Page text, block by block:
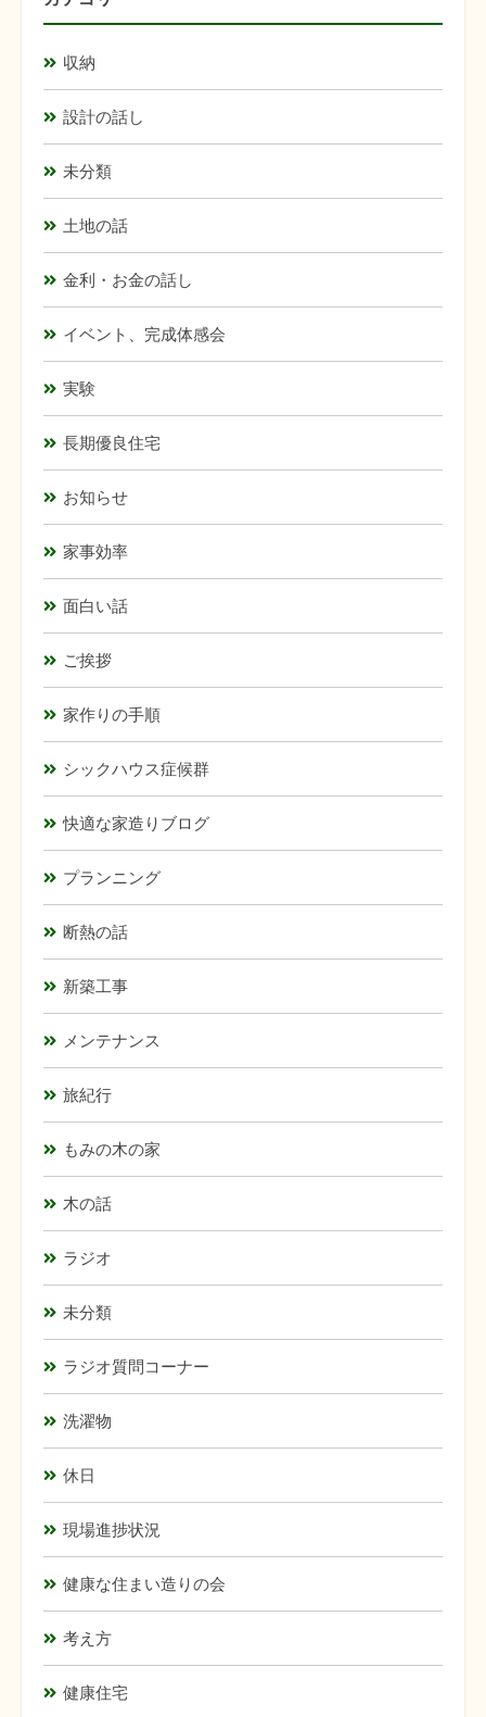
収納
設計の話し
未分類
土地の話
金利・お金の話し
イベント、完成体感会
実験
長期優良住宅
お知らせ
家事効率
面白い話
ご挨拶
家作りの手順
シックハウス症候群
快適な家造りブログ
プランニング
断熱の話
新築工事
メンテナンス
旅紀行
もみの木の家
木の話
ラジオ
未分類
ラジオ質問コーナー
洗濯物
休日
現場進捗状況
健康な住まい造りの会
考え方
健康住宅